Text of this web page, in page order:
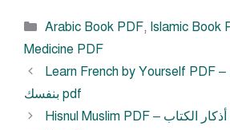
Categories
Arabic Book PDF, Islamic Book
Medicine PDF
Learn French by Yourself PDF – تعلم الفرنسية
بنفسك pdf
Hisnul Muslim PDF – حصن المسلم من أذكار الكتاب